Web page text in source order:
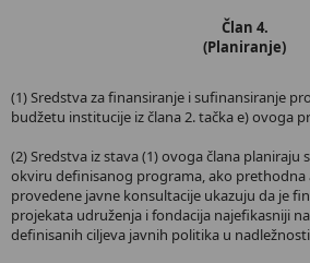
Član 4.
(Planiranje)
(1) Sredstva za finansiranje i sufinansiranje
budžetu institucije iz člana 2. tačka e) ovoga
(2) Sredstva iz stava (1) ovoga člana planiraju
okviru definisanog programa, ako prethodna
provedene javne konsultacije ukazuju da je
projekata udruženja i fondacija najefikasniji
definisanih ciljeva javnih politika u